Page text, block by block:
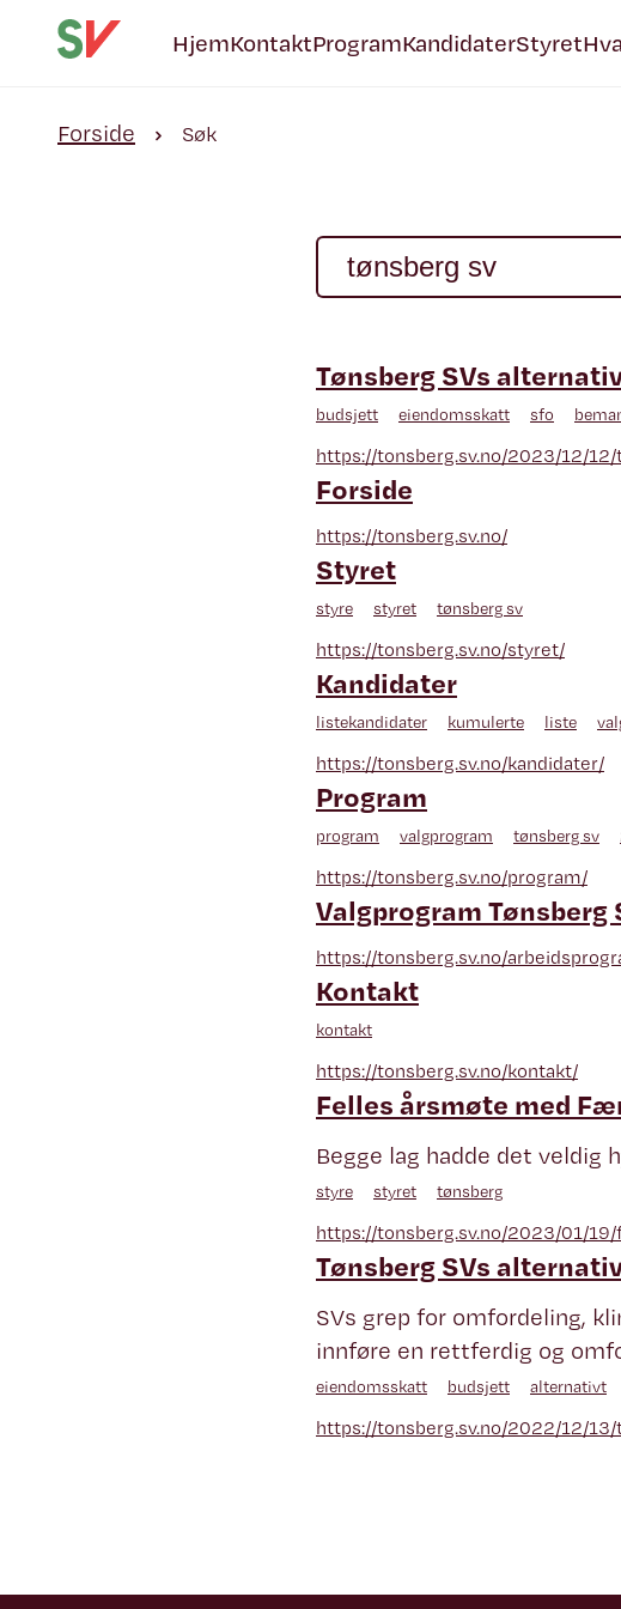
HjemKontaktProgramKandidaterStyret
Forside Søk
Tønsberg SVs
budsjett eiendomsskatt sfo
https://tonsberg.sv.no/2023/12/
Forside
https://tonsberg.sv.no/
Styret
styre styret tønsberg sv
https://tonsberg.sv.no/styret/
Kandidater
listekandidater kumulerte liste
https://tonsberg.sv.no/kandidater/
Program
program valgprogram tønsberg sv
https://tonsberg.sv.no/program/
Valgprogram Tønsberg
https://tonsberg.sv.no/
Kontakt
kontakt
https://tonsberg.sv.no/kontakt/
Felles årsmøte med
Begge lag hadde det veldig
styre styret tønsberg
https://tonsberg.sv.no/2023/01/
Tønsberg SVs
SVs grep for omfordeling,
innføre en rettferdig og
eiendomsskatt budsjett alternativt
https://tonsberg.sv.no/2022/12/